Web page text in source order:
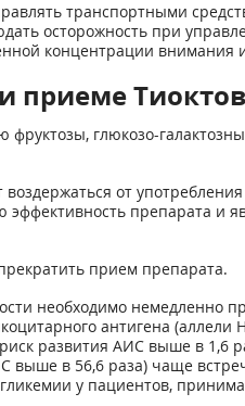
транспортными
осторожность при
концентрации внимания
фруктозы, глюкозо-
от
эффективность препарата
прием препарата.
необходимо немедленно
антигена
развития АИС выше в
выше в 56,6 раза) чаще
у пациентов,